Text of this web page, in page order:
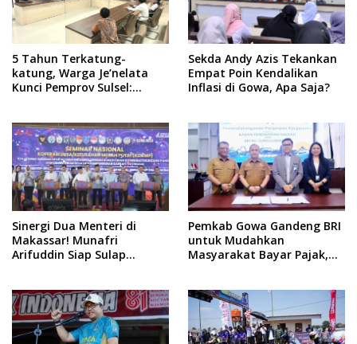
5 Tahun Terkatung-
katung, Warga Je’nelata
Kunci Pemprov Sulsel:
Sekda Andy Azis Tekankan
Empat Poin Kendalikan
Inflasi di Gowa, Apa Saja?
Sinergi Dua Menteri di
Makassar! Munafri
Arifuddin Siap Sulap
Baru
Pemkab Gowa Gandeng BRI
untuk Mudahkan
Masyarakat Bayar Pajak,